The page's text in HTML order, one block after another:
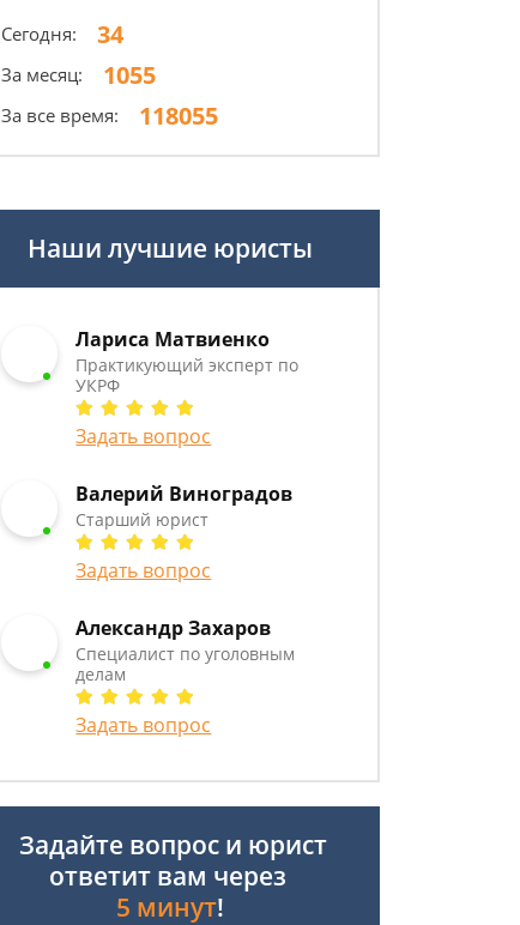
Сегодня: 34
За месяц: 1055
За все время: 118055
Наши лучшие юристы
Лариса Матвиенко
Практикующий эксперт по
УКРФ
Задать вопрос
Валерий Виноградов
Старший юрист
Задать вопрос
Александр Захаров
Специалист по уголовным
делам
Задать вопрос
Задайте вопрос и юрист
ответит вам через
5 минут!